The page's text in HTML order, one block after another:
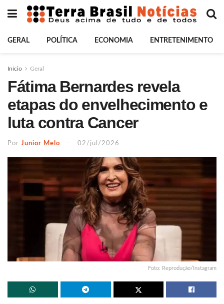
GERAL POLÍTICA ECONOMIA ENTRETENIMENTO
Início Geral
Fátima Bernardes revela
etapas do envelhecimento e
luta contra Cancer
Por Junior Melo 02/jul/2026
Foto: Reprodução/Instagram